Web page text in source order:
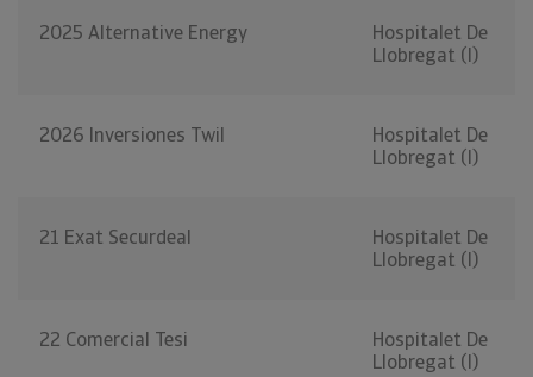
2025 Alternative Energy
Hospitalet De
Llobregat (l)
2026 Inversiones Twil
Hospitalet De
Llobregat (l)
21 Exat Securdeal
Hospitalet De
Llobregat (l)
22 Comercial Tesi
Hospitalet De
Llobregat (l)